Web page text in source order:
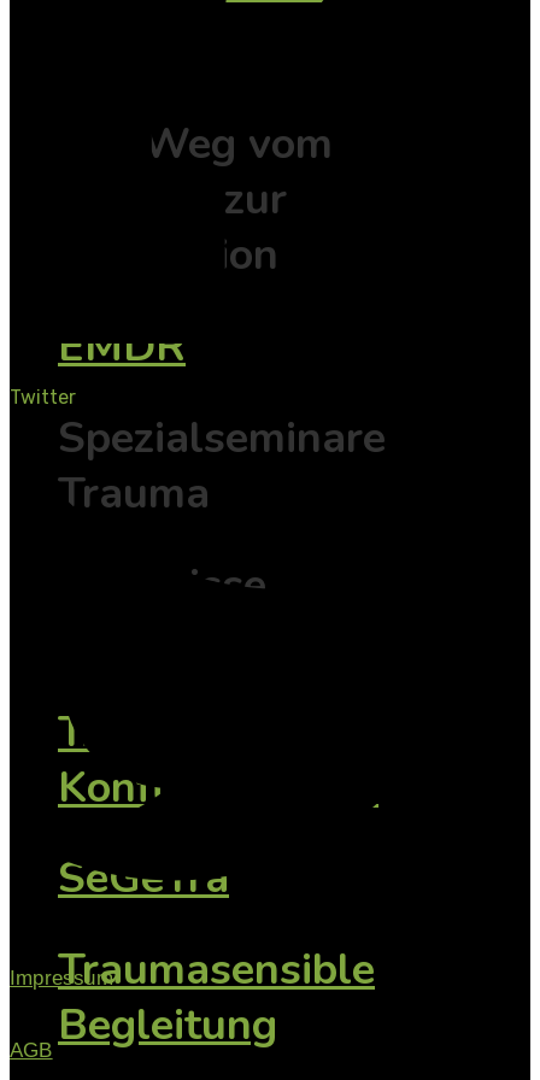
Der Weg vom
Erleben zur
Integration
EMDR
Spezialseminare
Trauma
Fachwissen mit
TAsK -
Konfliktfamilien
SeGeTra
Traumasensible
Begleitung
Twitter
Impressum
AGB